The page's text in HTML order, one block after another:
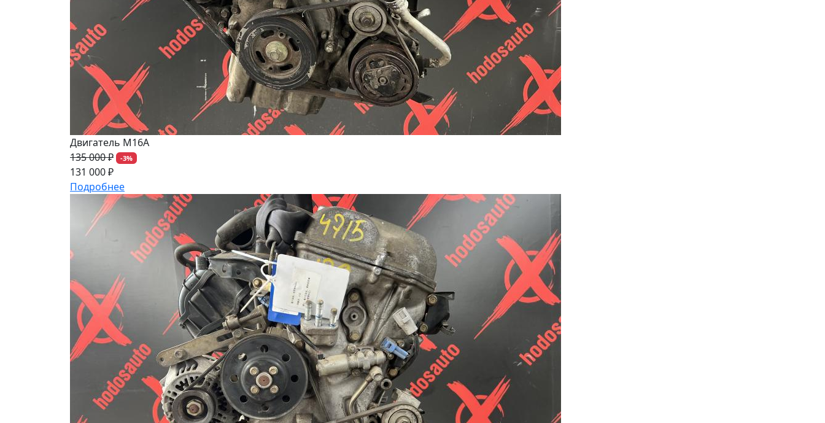
Двигатель M16A
135 000 ₽
-3%
131 000 ₽
Подробнее